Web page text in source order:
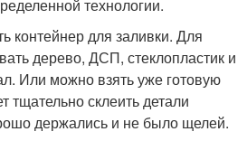
технологии.
контейнер для заливки. Для
дерево, ДСП, стеклопластик и
Или можно взять уже готовую
тщательно склеить детали
держались и не было щелей.